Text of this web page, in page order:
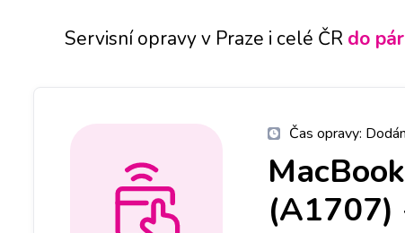
Servisní opravy v Praze i celé ČR do
Čas opravy:
(A1707)